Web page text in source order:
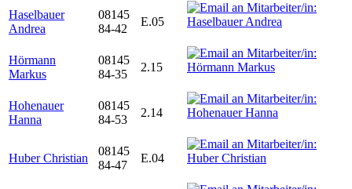
Haselbauer
Andrea
08145
84-42
E.05
Hörmann
Markus
08145
84-35
2.15
Hohenauer
Hanna
08145
84-53
2.14
Huber Christian
08145
84-47
E.04